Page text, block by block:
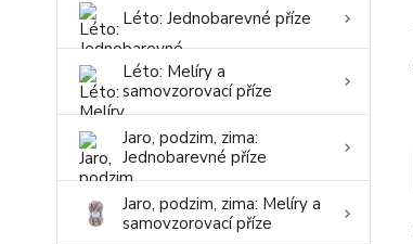
Léto: Jednobarevné příze
Léto: Melíry a
samovzorovací příze
Jaro, podzim, zima:
Jednobarevné příze
Jaro, podzim, zima: Melíry a
samovzorovací příze